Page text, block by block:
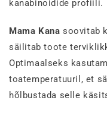
kanabinoidide profiili.
Mama Kana soovitab
säilitab toote
Optimaalseks
toatemperatuuril, et
hõlbustada selle